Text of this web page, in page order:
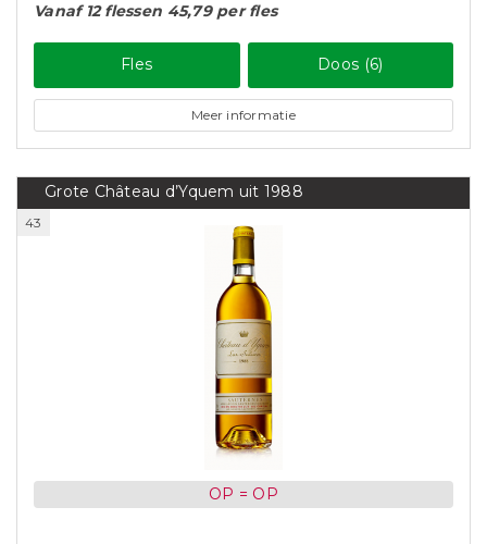
Vanaf 12 flessen 45,79 per fles
Fles Doos (6)
Meer informatie
Grote Château d’Yquem uit 1988
43
OP = OP